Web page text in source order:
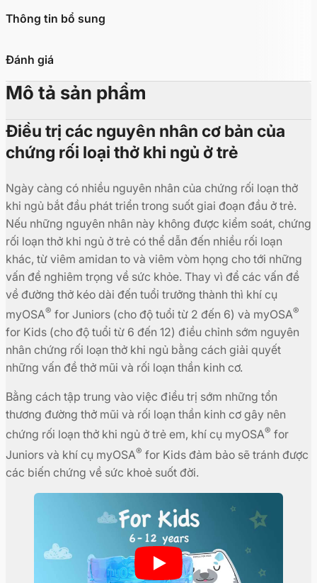
Thông tin bổ sung
Đánh giá
Mô tả sản phẩm
Điều trị các nguyên nhân cơ bản của
chứng rối loại thở khi ngủ ở trẻ
Ngày càng có nhiều nguyên nhân của chứng rối loạn thở
khi ngủ bắt đầu phát triển trong suốt giai đoạn đầu ở trẻ.
Nếu những nguyên nhân này không được kiểm soát, chứng
rối loạn thở khi ngủ ở trẻ có thể dẫn đến nhiều rối loạn
khác, từ viêm amidan to và viêm vòm họng cho tới những
vấn đề nghiêm trọng về sức khỏe. Thay vì để các vấn đề
về đường thở kéo dài đến tuổi trưởng thành thì khí cụ
myOSA® for Juniors (cho độ tuổi từ 2 đến 6) và myOSA®
for Kids (cho độ tuổi từ 6 đến 12) điều chỉnh sớm nguyên
nhân chứng rối loạn thở khi ngủ bằng cách giải quyết
những vấn đề thở mũi và rối loạn thần kinh cơ.
Bằng cách tập trung vào việc điều trị sớm những tổn
thương đường thở mũi và rối loạn thần kinh cơ gây nên
chứng rối loạn thở khi ngủ ở trẻ em, khí cụ myOSA® for
Juniors và khí cụ myOSA® for Kids đảm bảo sẽ tránh được
các biến chứng về sức khoẻ suốt đời.